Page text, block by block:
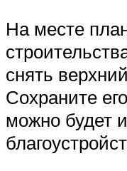
На месте
снять
Сохраните
можно будет